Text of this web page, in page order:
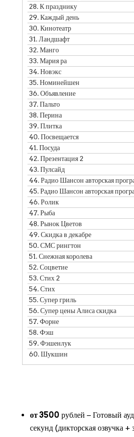
28.К празднику
29.Каждый день
30.Кинотеатр
31.Ландшафт
32.Манго
33.Мария ра
34.Новэкс
35.Номинейшен
36.Объявление
37.Пальто
38.Перина
39.Плитка
40.Посвещается
41.Посуда
42.Презентация 2
43.Пулсайд
44.Радио Шансон авторская
45.Радио Шансон авторская
46.Ролик
47.Рыба
48.Рынок Цветов
49.Скидка в декабре
50.СМС рингтон
51.Снежная королева
52.Соцветие
53.Стих 2
54.Стих
55.Супер гриль
56.Супер цены Алиса скидка
57.Форне
58.Фэш
59.Фэшенлук
60.Шукшин
от 3500 рублей − Готовый
секунд (дикторская озвучка